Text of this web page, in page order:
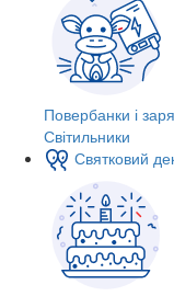
Повербанки і
Світильники
Святковий